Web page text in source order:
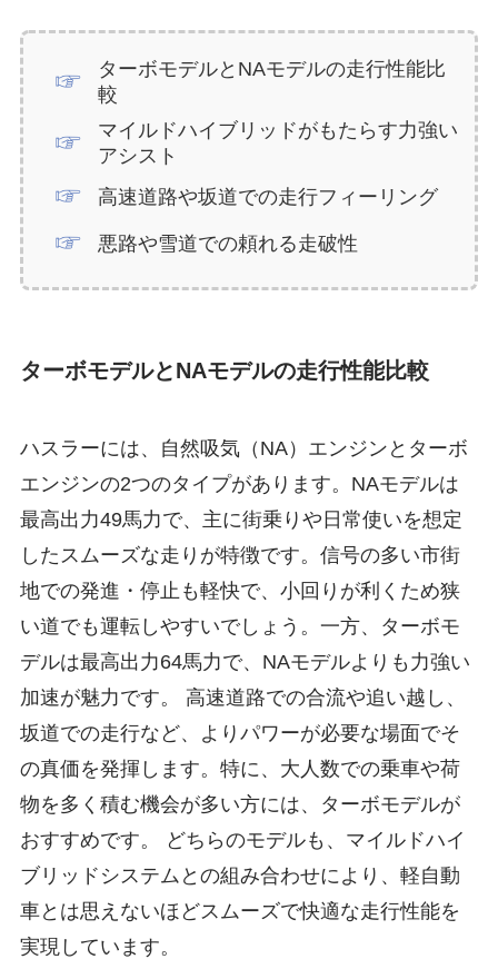
ターボモデルとNAモデルの走行性能比
較
マイルドハイブリッドがもたらす力強い
アシスト
高速道路や坂道での走行フィーリング
悪路や雪道での頼れる走破性
ターボモデルとNAモデルの走行性能比較
ハスラーには、自然吸気（NA）エンジンとターボ
エンジンの2つのタイプがあります。NAモデルは
最高出力49馬力で、主に街乗りや日常使いを想定
したスムーズな走りが特徴です。信号の多い市街
地での発進・停止も軽快で、小回りが利くため狭
い道でも運転しやすいでしょう。一方、ターボモ
デルは最高出力64馬力で、NAモデルよりも力強い
加速が魅力です。 高速道路での合流や追い越し、
坂道での走行など、よりパワーが必要な場面でそ
の真価を発揮します。特に、大人数での乗車や荷
物を多く積む機会が多い方には、ターボモデルが
おすすめです。 どちらのモデルも、マイルドハイ
ブリッドシステムとの組み合わせにより、軽自動
車とは思えないほどスムーズで快適な走行性能を
実現しています。